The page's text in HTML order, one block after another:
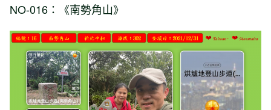
NO-016：《南勢角山》